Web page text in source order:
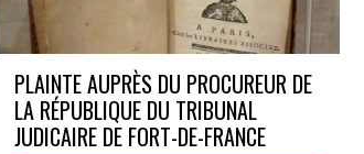
PLAINTE AUPRÈS DU PROCUREUR DE
LA RÉPUBLIQUE DU TRIBUNAL
JUDICAIRE DE FORT-DE-FRANCE